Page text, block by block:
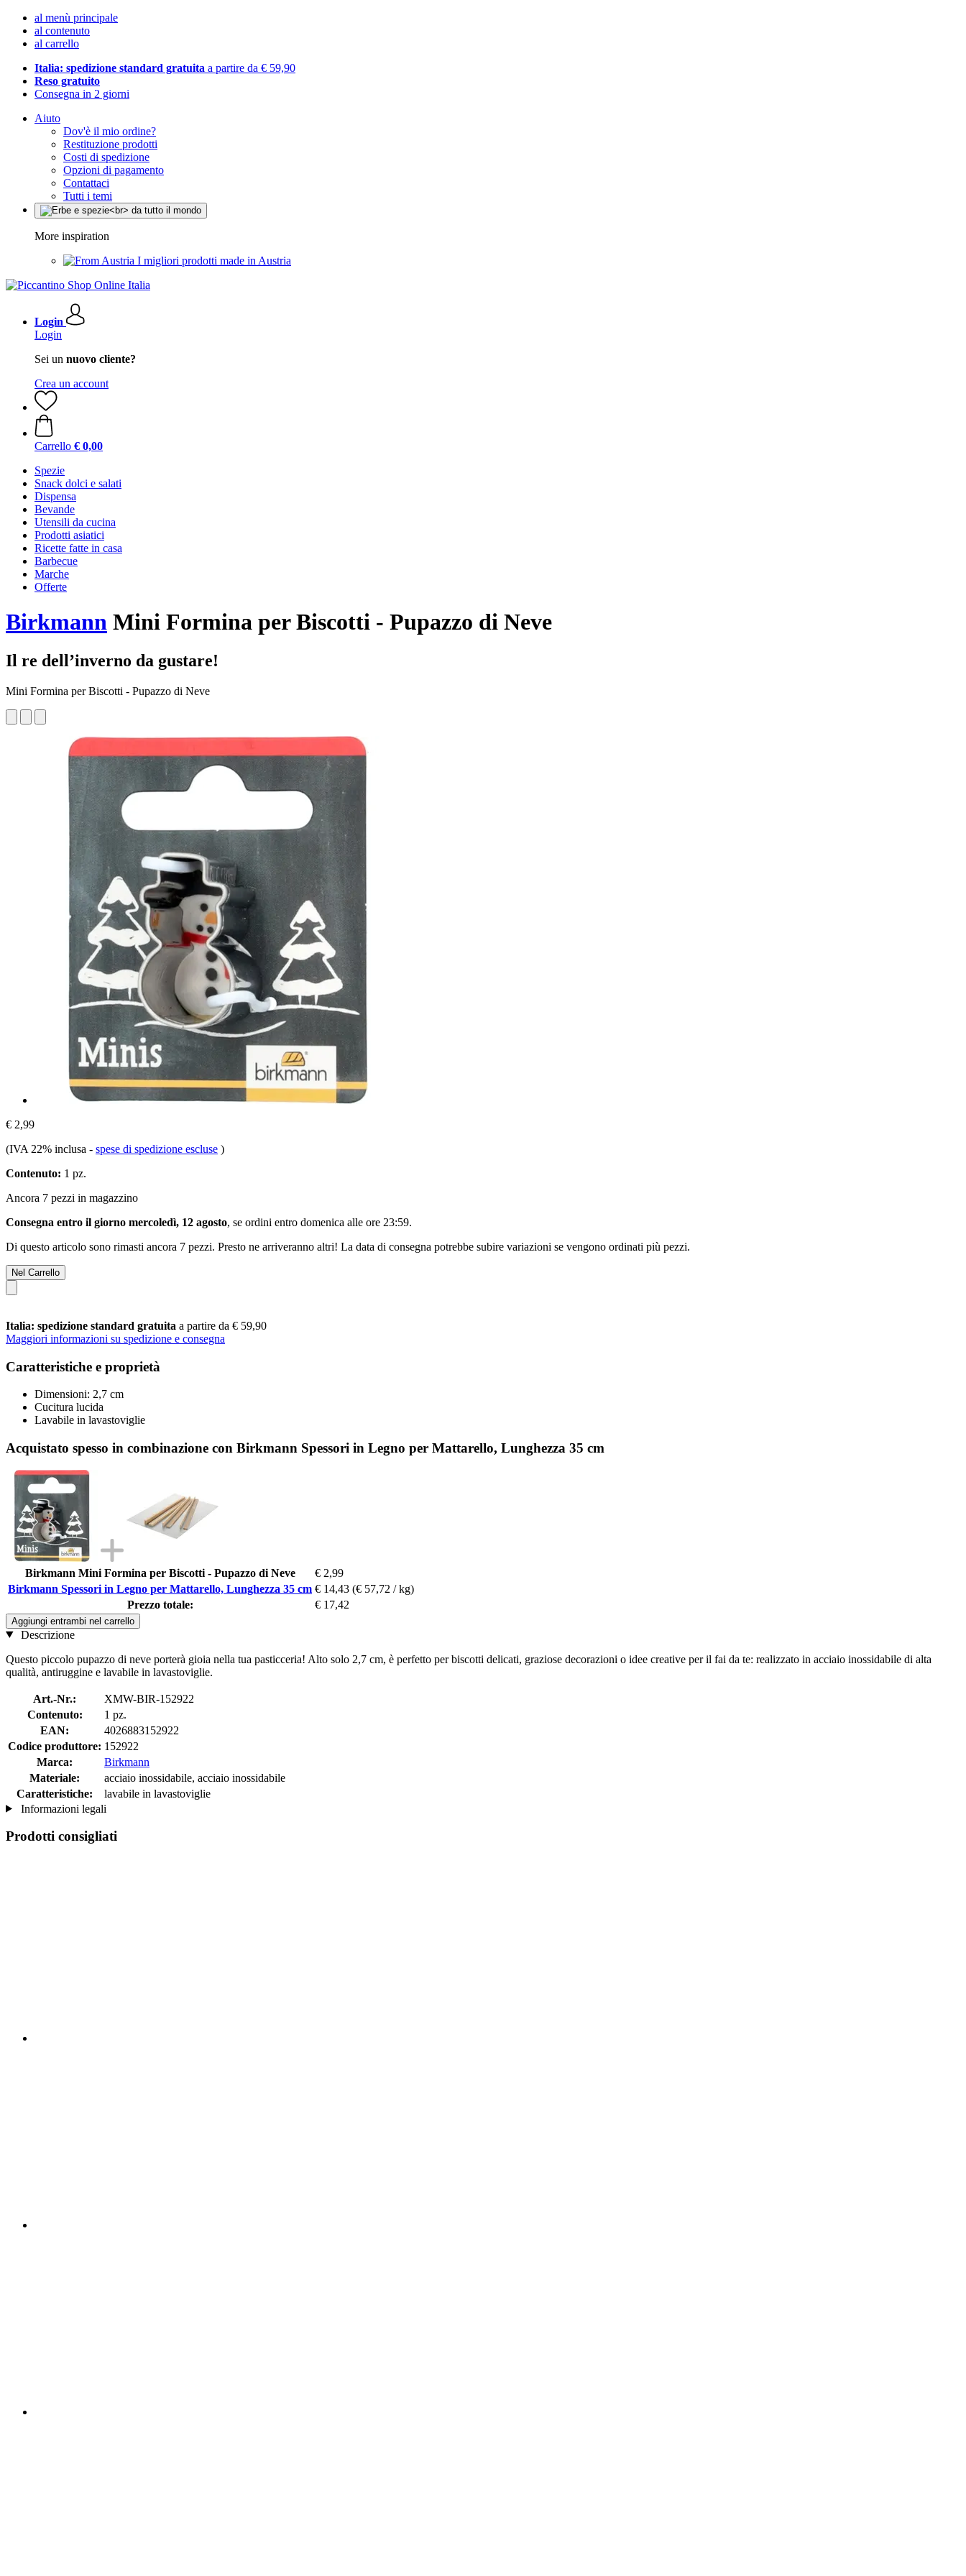
al menù principale
al contenuto
al carrello
Italia: spedizione standard gratuita a partire da € 59,90
Reso gratuito
Consegna in 2 giorni
Aiuto
Dov'è il mio ordine?
Restituzione prodotti
Costi di spedizione
Opzioni di pagamento
Contattaci
Tutti i temi
More inspiration
I migliori prodotti made in Austria
Login
Login
Sei un nuovo cliente?
Crea un account
Carrello € 0,00
Spezie
Snack dolci e salati
Dispensa
Bevande
Utensili da cucina
Prodotti asiatici
Ricette fatte in casa
Barbecue
Marche
Offerte
Birkmann Mini Formina per Biscotti - Pupazzo di Neve
Il re dell’inverno da gustare!
Mini Formina per Biscotti - Pupazzo di Neve
€ 2,99
(IVA 22% inclusa - spese di spedizione escluse )
Contenuto: 1 pz.
Ancora 7 pezzi in magazzino
Consegna entro il giorno mercoledì, 12 agosto, se ordini entro domenica alle ore 23:59.
Di questo articolo sono rimasti ancora 7 pezzi. Presto ne arriveranno altri! La data di consegna potrebbe subire variazioni se vengono ordinati più pezzi.
Nel Carrello
Italia: spedizione standard gratuita a partire da € 59,90
Maggiori informazioni su spedizione e consegna
Caratteristiche e proprietà
Dimensioni: 2,7 cm
Cucitura lucida
Lavabile in lavastoviglie
Acquistato spesso in combinazione con Birkmann Spessori in Legno per Mattarello, Lunghezza 35 cm
Birkmann Mini Formina per Biscotti - Pupazzo di Neve
€ 2,99
Birkmann Spessori in Legno per Mattarello, Lunghezza 35 cm € 14,43 (€ 57,72 / kg)
Prezzo totale:
€ 17,42
Aggiungi entrambi nel carrello
Descrizione
Questo piccolo pupazzo di neve porterà gioia nella tua pasticceria! Alto solo 2,7 cm, è perfetto per biscotti delicati, graziose decorazioni o idee creative per il fai da te: realizzato in acciaio inossidabile di alta
qualità, antiruggine e lavabile in lavastoviglie.
Art.-Nr.:
XMW-BIR-152922
Contenuto:
1 pz.
EAN:
4026883152922
Codice produttore: 152922
Marca:
Birkmann
Materiale:
acciaio inossidabile, acciaio inossidabile
Caratteristiche:
lavabile in lavastoviglie
Informazioni legali
Prodotti consigliati